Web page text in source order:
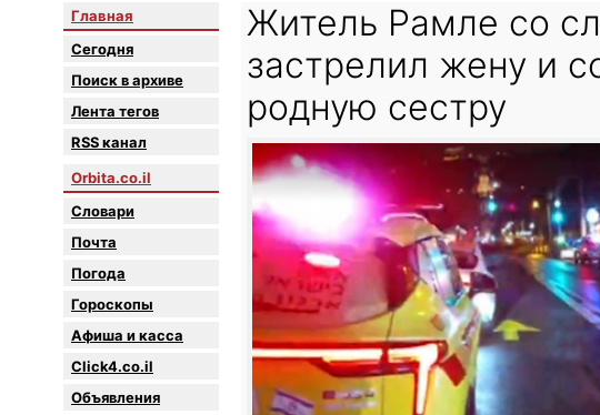
Главная
Сегодня
Поиск в архиве
Лента тегов
RSS канал
Orbita.co.il
Словари
Почта
Погода
Гороскопы
Афиша и касса
Click4.co.il
Объявления
Житель Рамле со
застрелил жену и
родную сестру